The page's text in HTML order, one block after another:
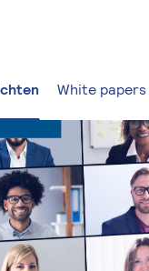
White papers